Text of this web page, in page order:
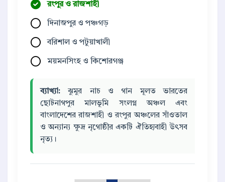
রংপুর ও রাজশাহী
দিনাজপুর ও পঞ্চগড়
বরিশাল ও পটুয়াখালী
ময়মনসিংহ ও কিশোরগঞ্জ
ব্যাখ্যা: ঝুমুর নাচ ও গান মূলত ভারতের
ছোটনাগপুর মালভূমি সংলগ্ন অঞ্চল এবং
বাংলাদেশের রাজশাহী ও রংপুর অঞ্চলের সাঁওতাল
ও অন্যান্য ক্ষুদ্র নৃগোষ্ঠীর একটি ঐতিহ্যবাহী উৎসব
নৃত্য।